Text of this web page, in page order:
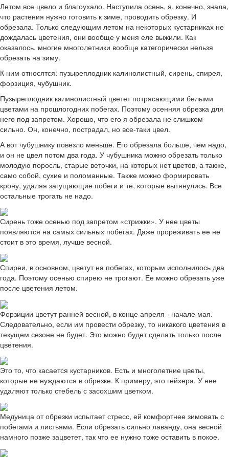
Летом все цвело и благоухало. Наступила осень, я, конечно, знала,
что растения нужно готовить к зиме, проводить обрезку. И
обрезала. Только следующим летом на некоторых кустарниках не
дождалась цветения, они вообще у меня еле выжили. Как
оказалось, многие многолетники вообще категорически нельзя
обрезать на зиму.
К ним относятся: пузыреплодник калинолистный, сирень, спирея,
форзиция, чубушник.
Пузыреплодник калинолистный цветет потрясающими белыми
цветами на прошлогодних побегах. Поэтому осенняя обрезка для
него под запретом. Хорошо, что его я обрезала не слишком
сильно. Он, конечно, пострадал, но все-таки цвел.
А вот чубушнику повезло меньше. Его обрезала больше, чем надо,
и он не цвел потом два года. У чубушника можно обрезать только
молодую поросль, старые веточки, на которых нет цветов, а также,
само собой, сухие и поломанные. Также можно формировать
крону, удаляя загущающие побеги и те, которые вытянулись. Все
остальные трогать не надо.
Сирень тоже осенью под запретом «стрижки». У нее цветы
появляются на самых сильных побегах. Даже прореживать ее не
стоит в это время, лучше весной.
Спиреи, в основном, цветут на побегах, которым исполнилось два
года. Поэтому осенью спирею не трогают. Ее можно обрезать уже
после цветения летом.
Форзиции цветут ранней весной, в конце апреля - начале мая.
Следовательно, если им провести обрезку, то никакого цветения в
текущем сезоне не будет. Это можно будет сделать только после
цветения.
Это то, что касается кустарников. Есть и многолетние цветы,
которые не нуждаются в обрезке. К примеру, это гейхера. У нее
удаляют только стебель с засохшим цветком.
Медуница от обрезки испытает стресс, ей комфортнее зимовать с
побегами и листьями. Если обрезать сильно лаванду, она весной
намного позже зацветет, так что ее нужно тоже оставить в покое.